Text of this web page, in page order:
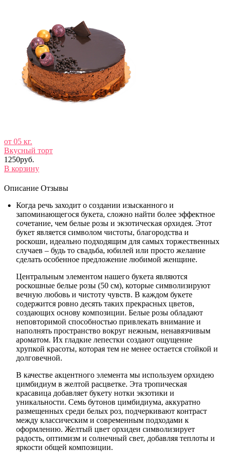
от 05 кг.
Вкусный торт
1250руб.
В корзину
Описание Отзывы
Когда речь заходит о создании изысканного и
запоминающегося букета, сложно найти более эффектное
сочетание, чем белые розы и экзотическая орхидея. Этот
букет является символом чистоты, благородства и
роскоши, идеально подходящим для самых торжественных
случаев – будь то свадьба, юбилей или просто желание
сделать особенное предложение любимой женщине.
Центральным элементом нашего букета являются
роскошные белые розы (50 см), которые символизируют
вечную любовь и чистоту чувств. В каждом букете
содержится ровно десять таких прекрасных цветов,
создающих основу композиции. Белые розы обладают
неповторимой способностью привлекать внимание и
наполнять пространство вокруг нежным, ненавязчивым
ароматом. Их гладкие лепестки создают ощущение
хрупкой красоты, которая тем не менее остается стойкой и
долговечной.
В качестве акцентного элемента мы используем орхидею
цимбидиум в желтой расцветке. Эта тропическая
красавица добавляет букету нотки экзотики и
уникальности. Семь бутонов цимбидиума, аккуратно
размещенных среди белых роз, подчеркивают контраст
между классическим и современным подходами к
оформлению. Желтый цвет орхидеи символизирует
радость, оптимизм и солнечный свет, добавляя теплоты и
яркости общей композиции.